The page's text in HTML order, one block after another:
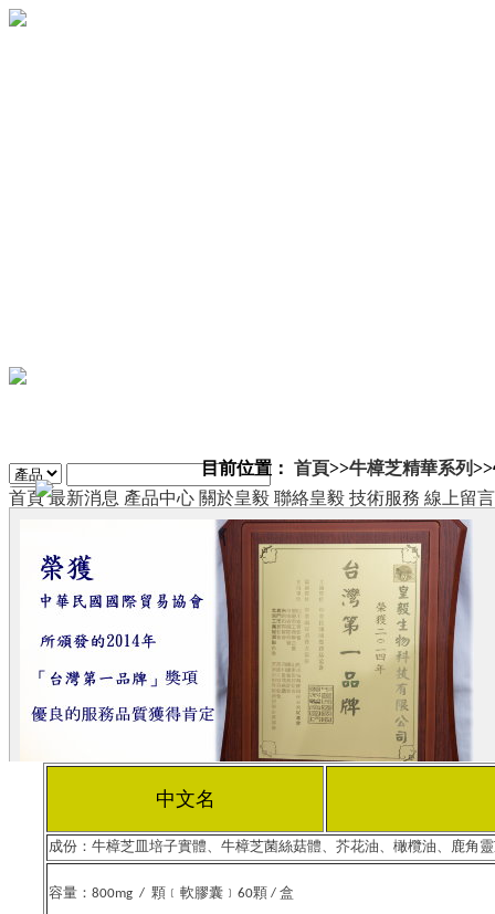
首頁 最新消息 產品中心 關於皇毅 聯絡皇毅 技術服務 線上留言
目前位置： 首頁>>牛樟芝精華系列
中文名
成份：牛樟芝皿培子實體、牛樟芝菌絲菇體、芥花油、橄欖油、鹿角
容量：800mg / 顆﹝軟膠囊﹞60顆 / 盒